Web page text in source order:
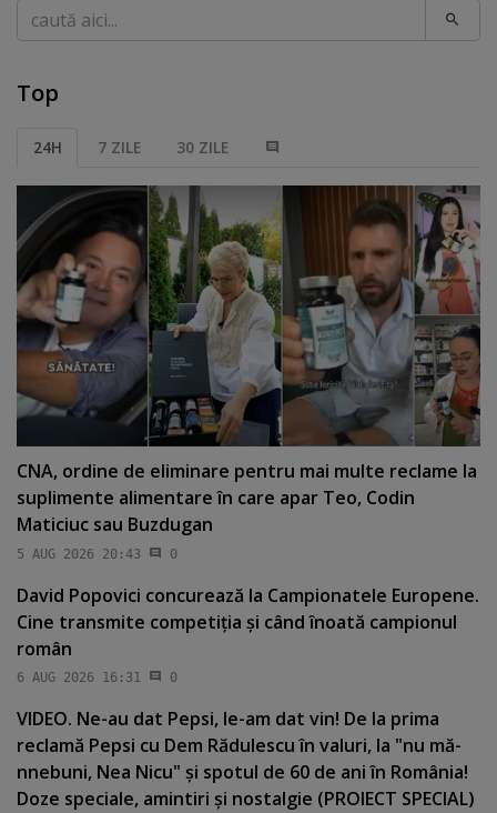
Caută
Top
24H 7 ZILE 30 ZILE
CNA, ordine de eliminare pentru mai multe reclame la
suplimente alimentare în care apar Teo, Codin
Maticiuc sau Buzdugan
5 AUG 2026 20:43 0
David Popovici concurează la Campionatele Europene.
Cine transmite competiţia şi când înoată campionul
român
6 AUG 2026 16:31 0
VIDEO. Ne-au dat Pepsi, le-am dat vin! De la prima
reclamă Pepsi cu Dem Rădulescu în valuri, la "nu mă-
nnebuni, Nea Nicu" şi spotul de 60 de ani în România!
Doze speciale, amintiri şi nostalgie (PROIECT SPECIAL)